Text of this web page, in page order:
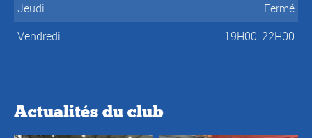
Jeudi
Fermé
Vendredi
19H00-22H00
Actualités du club